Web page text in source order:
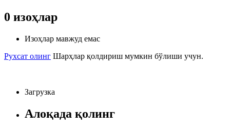
0 изоҳлар
Изоҳлар мавжуд емас
Рухсат олинг Шарҳлар қолдириш мумкин бўлиши учун.
Загрузка
Алоқада қолинг